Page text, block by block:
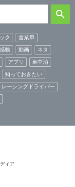
ク
営業車
感動 動画
ネタ
アプリ
車中泊
知っておきたい
レーシングドライバー
ィア